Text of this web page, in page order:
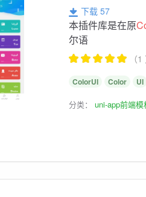
下载 57
本插件库是在原
尔语
（
ColorUI Color UI
分类：uni-app前端模